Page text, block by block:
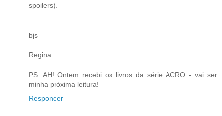
spoilers).
bjs
Regina
PS: AH! Ontem recebi os livros da série ACRO - vai ser
minha próxima leitura!
Responder